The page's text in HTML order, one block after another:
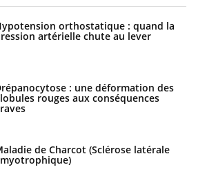
orthostatique : quand la
artérielle chute au lever
: une déformation des
rouges aux conséquences
de Charcot (Sclérose latérale